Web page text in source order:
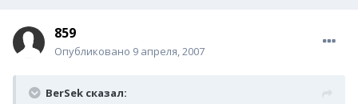
859
Опубликовано 9 апреля, 2007
BerSek сказал: